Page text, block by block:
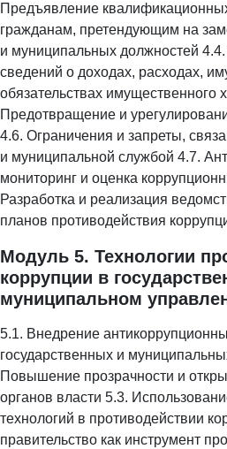
Предъявление
гражданам, претендующим на
и муниципальных должностей
сведений о доходах, расходах,
обязательствах имущественного
Предотвращение и
4.6. Ограничения и запреты,
и муниципальной службой 4.7.
мониторинг и оценка
Разработка и реализация
планов противодействия
Модуль 5. Технологии
коррупции в
муниципальном
5.1. Внедрение
государственных и
Повышение прозрачности и
органов власти 5.3.
технологий в противодействии
правительство как инструмент